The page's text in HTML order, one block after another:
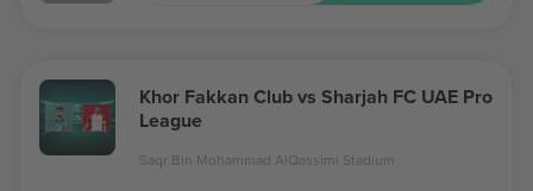
Khor Fakkan Club vs Sharjah FC UAE Pro
League
Saqr Bin Mohammad AlQassimi Stadium